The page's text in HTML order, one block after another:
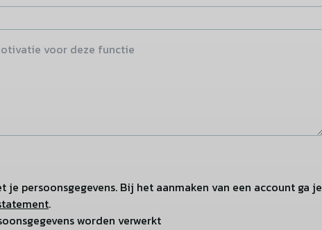
persoonsgegevens. Bij het aanmaken van een account ga je
.
worden verwerkt